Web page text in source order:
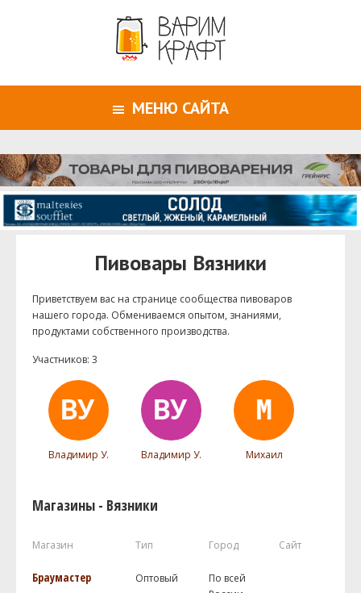
МЕНЮ САЙТА
Пивовары Вязники
Приветствуем ваc на странице сообщества пивоваров
нашего города. Обмениваемся опытом, знаниями,
продуктами собственного производства.
Участников: 3
Владимир У. Владимир У. Михаил
Магазины - Вязники
Магазин Тип Город Сайт
Браумастер Оптовый
По всей